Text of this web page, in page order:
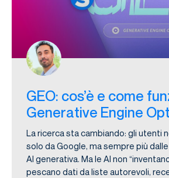
GEO: cos’è e come
Generative Engine
La ricerca sta cambiando: gli utenti
solo da Google, ma sempre più
AI generativa. Ma le AI non
pescano dati da liste autorevoli,